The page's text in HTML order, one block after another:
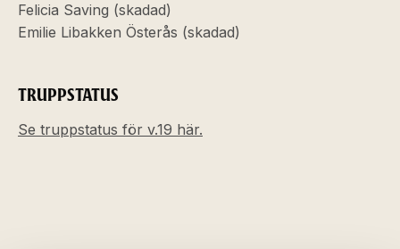
Felicia Saving (skadad)
Emilie Libakken Österås (skadad)
TRUPPSTATUS
Se truppstatus för v.19 här.